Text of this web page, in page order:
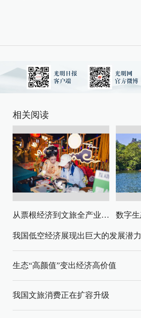
相关阅读
从票根经济到文旅全产业链升级
我国低空经济展现出巨大的发展潜力
生态“高颜值”变出经济高价值
我国文旅消费正在扩容升级